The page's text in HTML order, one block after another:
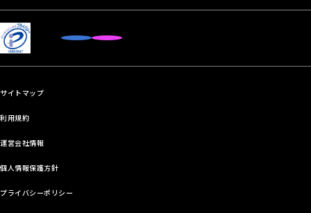
サイトマップ
利用規約
運営会社情報
個人情報保護方針
プライバシーポリシー